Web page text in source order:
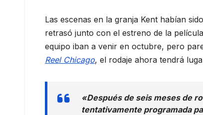
Las escenas en la granja Kent habían
retrasó junto con el estreno de la
equipo iban a venir en octubre, pero
Reel Chicago, el rodaje ahora tendrá
«Después de seis meses de
tentativamente programada